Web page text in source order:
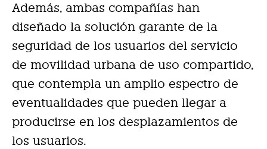
Además, ambas compañías han
diseñado la solución garante de la
seguridad de los usuarios del servicio
de movilidad urbana de uso compartido,
que contempla un amplio espectro de
eventualidades que pueden llegar a
producirse en los desplazamientos de
los usuarios.